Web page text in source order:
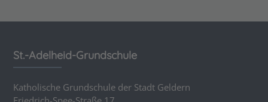
St.-Adelheid-Grundschule
Katholische Grundschule der Stadt Geldern